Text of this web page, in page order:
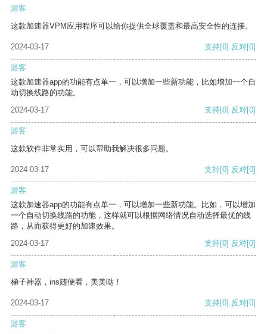
游客
这款加速器VPM应用程序可以给你提供全球覆盖和最高安全性的连接。
2024-03-17 支持[0] 反对[0]
游客
这款加速器app的功能有点单一，可以增加一些新功能，比如增加一个自
动切换线路的功能。
2024-03-17
支持[0] 反对[0]
游客
这款软件非常实用，可以帮助我解决很多问题。
2024-03-17 支持[0] 反对[0]
游客
这款加速器app的功能有点单一，可以增加一些新功能。比如，可以增加
一个自动切换线路的功能，这样就可以根据网络情况自动选择最优的线
路，从而获得更好的加速效果。
2024-03-17
支持[0] 反对[0]
游客
梯子神器，ins随便看，美美哒！
2024-03-17 支持[0] 反对[0]
游客